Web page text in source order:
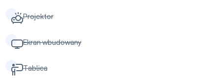
Projektor
Ekran wbudowany
Tablica